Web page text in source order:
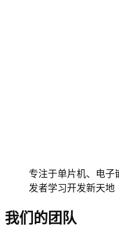
专注于单片机、电子
发者学习开发新天地
我们的团队